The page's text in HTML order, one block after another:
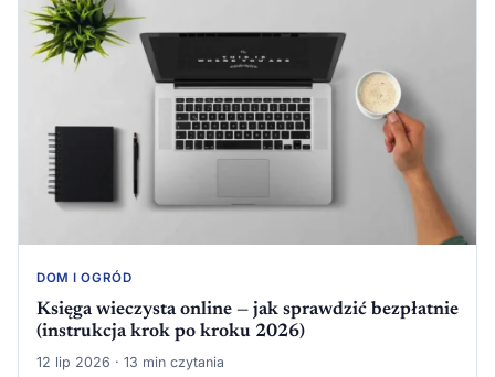
DOM I OGRÓD
Księga wieczysta online — jak sprawdzić bezpłatnie
(instrukcja krok po kroku 2026)
12 lip 2026 · 13 min czytania